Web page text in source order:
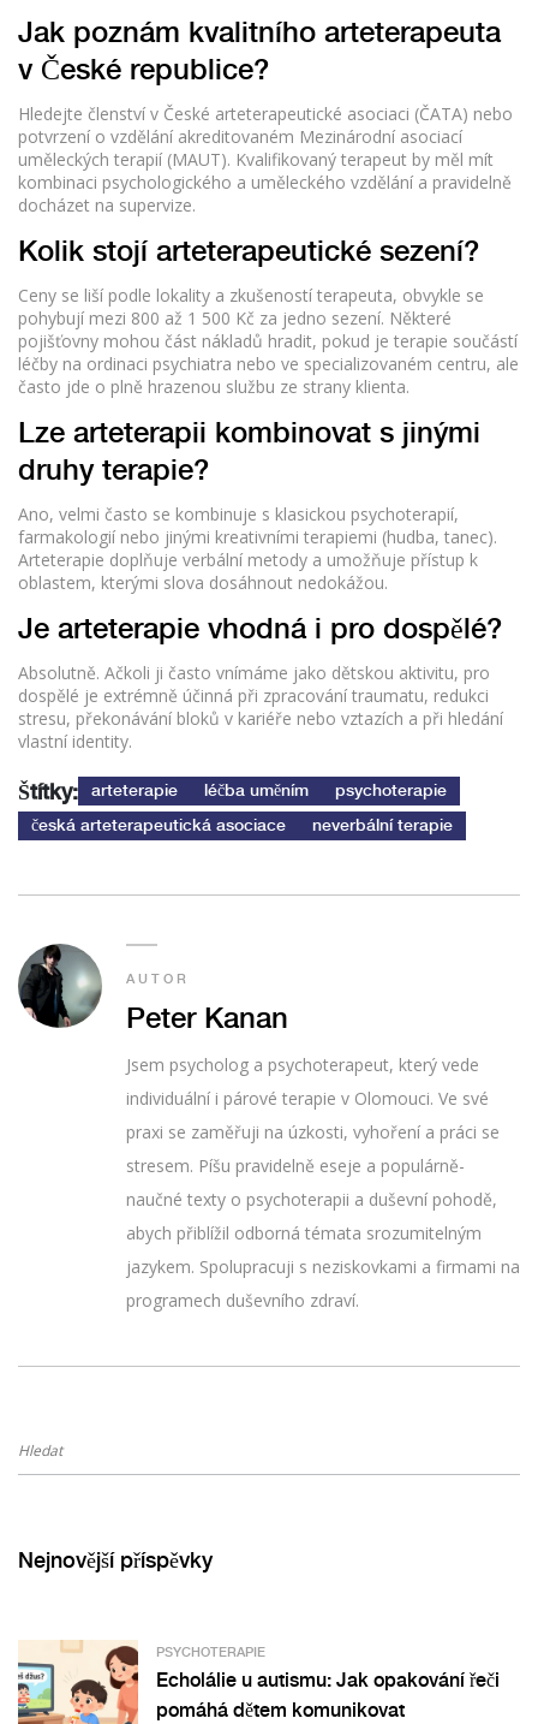
Jak poznám kvalitního arteterapeuta
v České republice?
Hledejte členství v České arteterapeutické asociaci (ČATA) nebo
potvrzení o vzdělání akreditovaném Mezinárodní asociací
uměleckých terapií (MAUT). Kvalifikovaný terapeut by měl mít
kombinaci psychologického a uměleckého vzdělání a pravidelně
docházet na supervize.
Kolik stojí arteterapeutické sezení?
Ceny se liší podle lokality a zkušeností terapeuta, obvykle se
pohybují mezi 800 až 1 500 Kč za jedno sezení. Některé
pojišťovny mohou část nákladů hradit, pokud je terapie součástí
léčby na ordinaci psychiatra nebo ve specializovaném centru, ale
často jde o plně hrazenou službu ze strany klienta.
Lze arteterapii kombinovat s jinými
druhy terapie?
Ano, velmi často se kombinuje s klasickou psychoterapií,
farmakologií nebo jinými kreativními terapiemi (hudba, tanec).
Arteterapie doplňuje verbální metody a umožňuje přístup k
oblastem, kterými slova dosáhnout nedokážou.
Je arteterapie vhodná i pro dospělé?
Absolutně. Ačkoli ji často vnímáme jako dětskou aktivitu, pro
dospělé je extrémně účinná při zpracování traumatu, redukci
stresu, překonávání bloků v kariéře nebo vztazích a při hledání
vlastní identity.
Štítky: arteterapie léčba uměním psychoterapie
česká arteterapeutická asociace neverbální terapie
AUTOR
Peter Kanan
Jsem psycholog a psychoterapeut, který vede
individuální i párové terapie v Olomouci. Ve své
praxi se zaměřuji na úzkosti, vyhoření a práci se
stresem. Píšu pravidelně eseje a populárně-
naučné texty o psychoterapii a duševní pohodě,
abych přiblížil odborná témata srozumitelným
jazykem. Spolupracuji s neziskovkami a firmami na
programech duševního zdraví.
Nejnovější příspěvky
PSYCHOTERAPIE
Echolálie u autismu: Jak opakování řeči
pomáhá dětem komunikovat